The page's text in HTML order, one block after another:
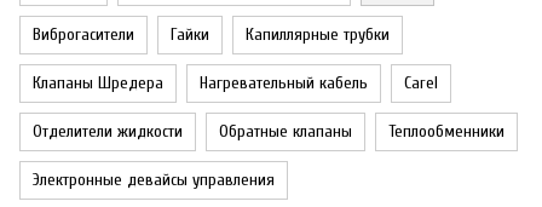
Виброгасители Гайки Капиллярные трубки
Клапаны Шредера Нагревательный кабель Carel
Отделители жидкости Обратные клапаны Теплообменники
Электронные девайсы управления